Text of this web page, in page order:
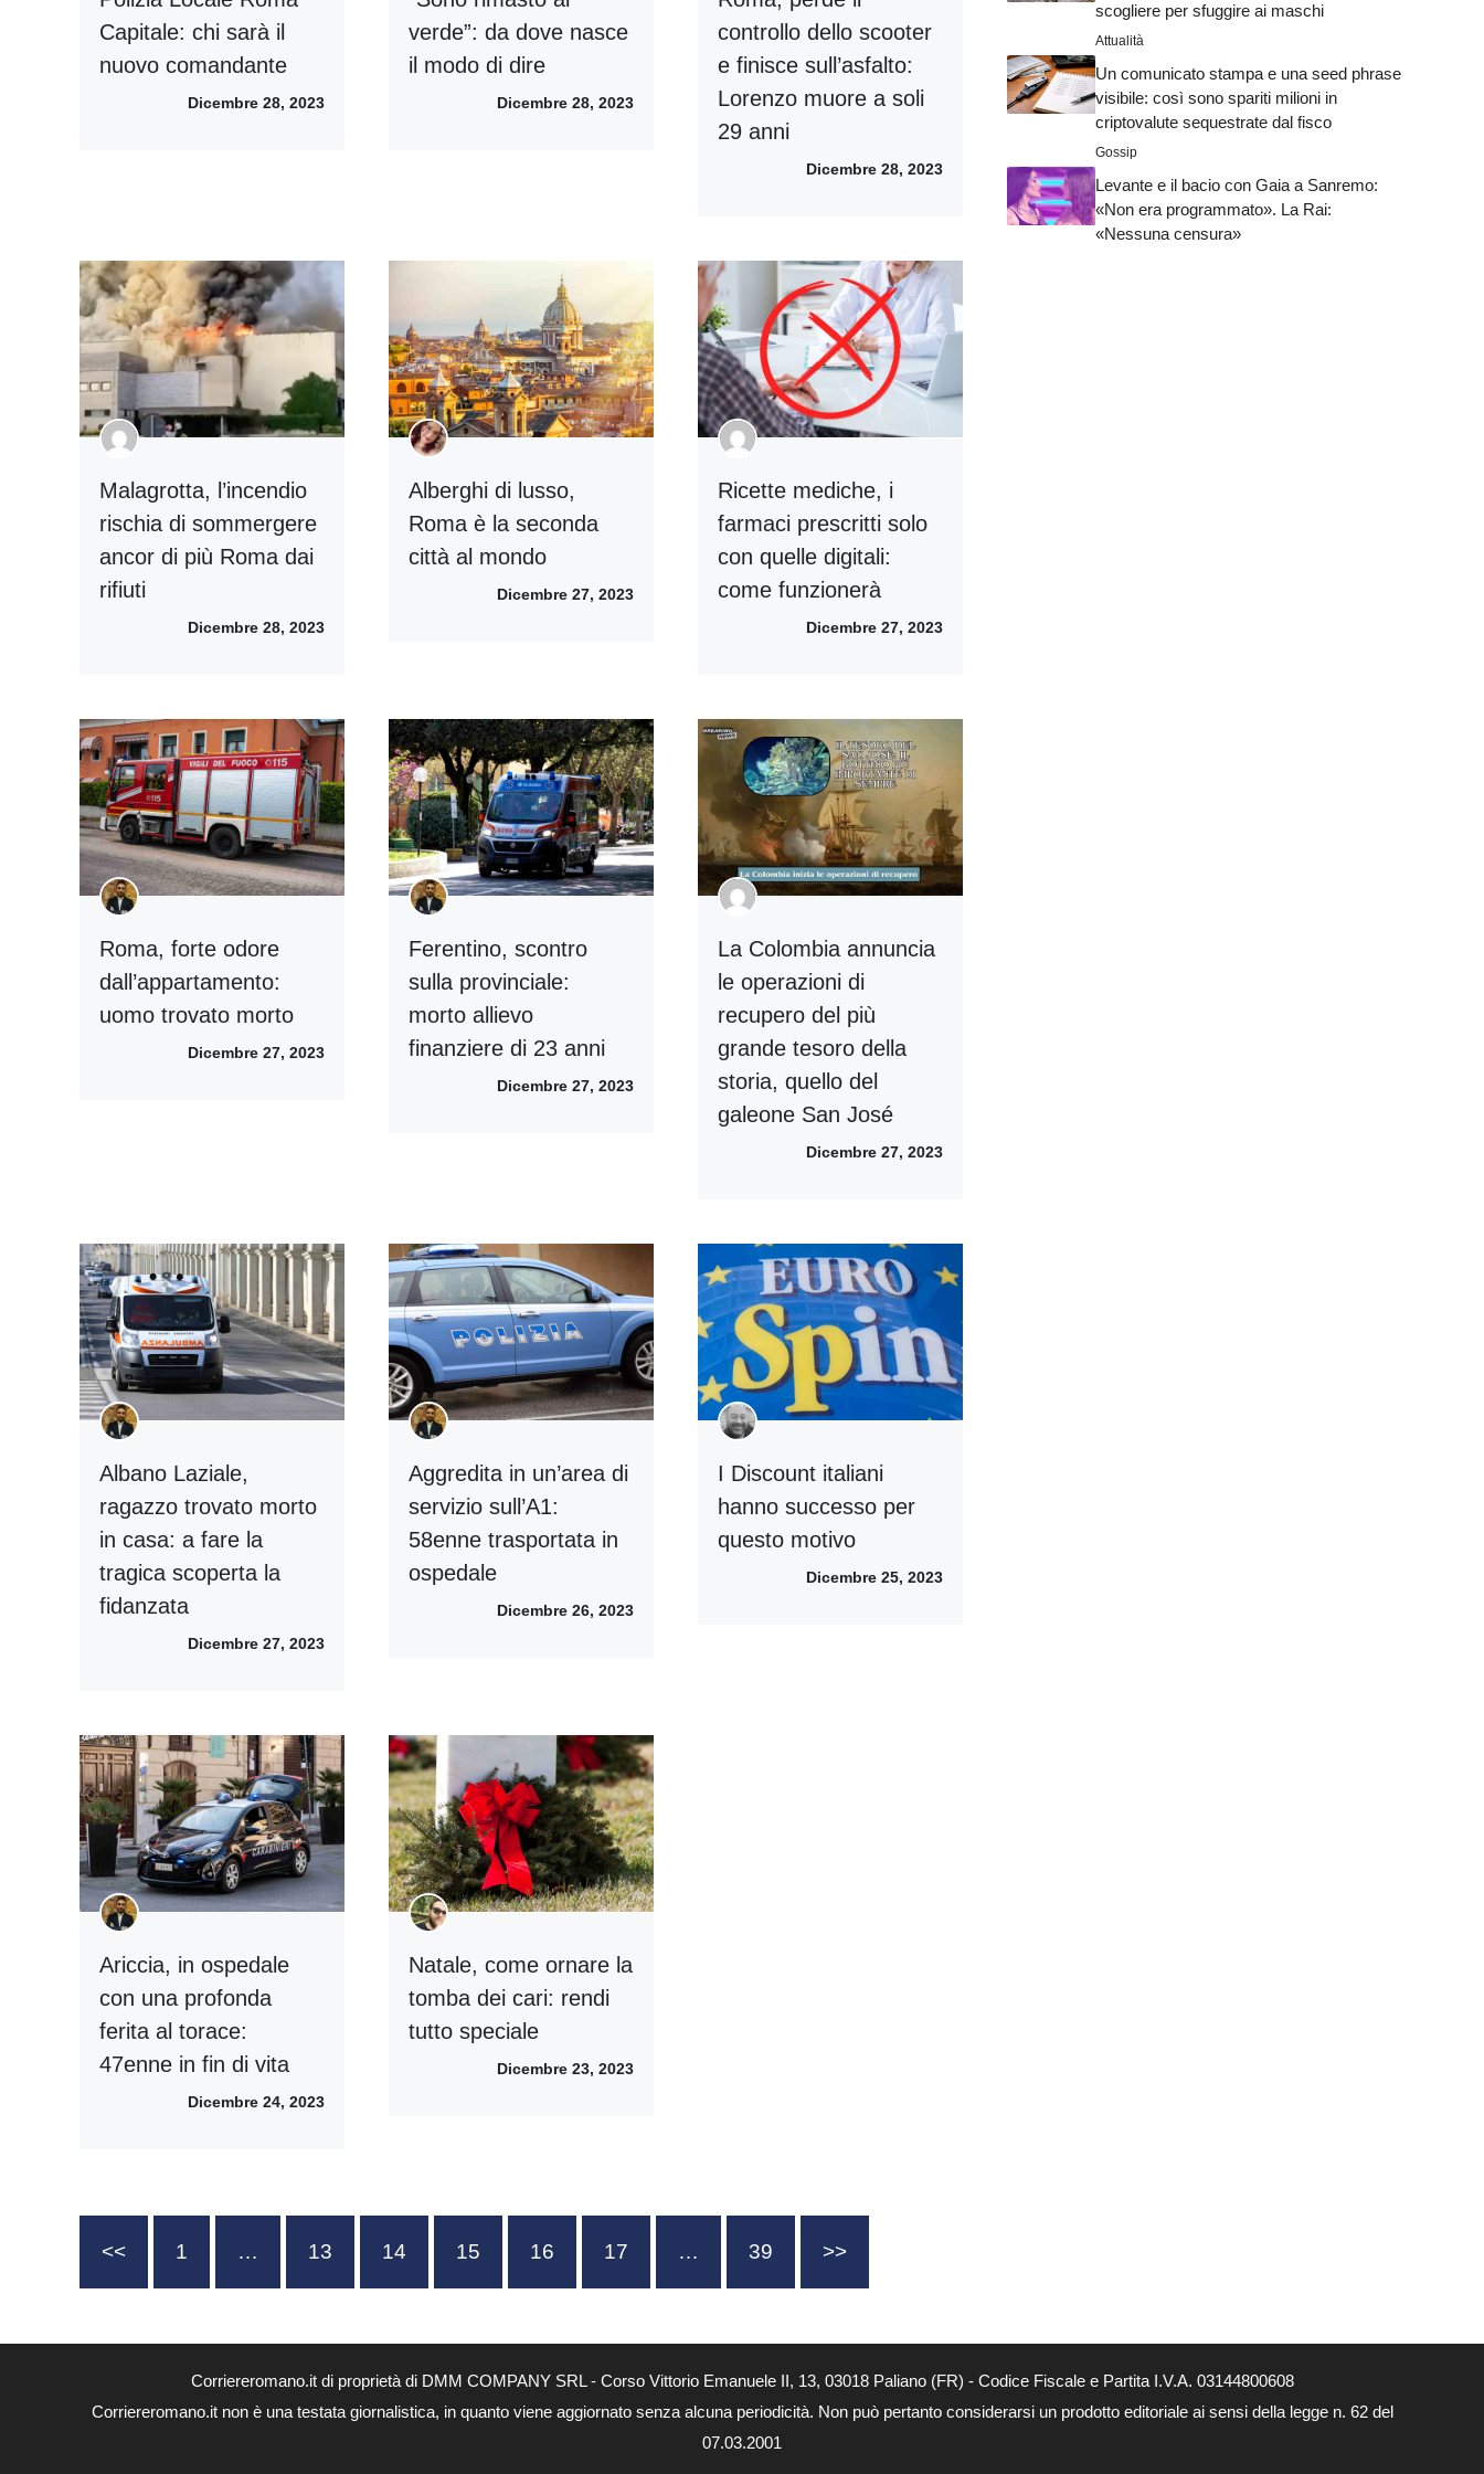
Capitale: chi sarà il
nuovo comandante
Dicembre 28, 2023
verde”: da dove nasce
il modo di dire
Dicembre 28, 2023
controllo dello scooter
e finisce sull’asfalto:
Lorenzo muore a soli
29 anni
Dicembre 28, 2023
Malagrotta, l’incendio
rischia di sommergere
ancor di più Roma dai
rifiuti
Dicembre 28, 2023
Alberghi di lusso,
Roma è la seconda
città al mondo
Dicembre 27, 2023
Ricette mediche, i
farmaci prescritti solo
con quelle digitali:
come funzionerà
Dicembre 27, 2023
Roma, forte odore
dall’appartamento:
uomo trovato morto
Dicembre 27, 2023
Ferentino, scontro
sulla provinciale:
morto allievo
finanziere di 23 anni
Dicembre 27, 2023
La Colombia annuncia
le operazioni di
recupero del più
grande tesoro della
storia, quello del
galeone San José
Dicembre 27, 2023
Albano Laziale,
ragazzo trovato morto
in casa: a fare la
tragica scoperta la
fidanzata
Dicembre 27, 2023
Aggredita in un’area di
servizio sull’A1:
58enne trasportata in
ospedale
Dicembre 26, 2023
I Discount italiani
hanno successo per
questo motivo
Dicembre 25, 2023
Ariccia, in ospedale
con una profonda
ferita al torace:
47enne in fin di vita
Dicembre 24, 2023
Natale, come ornare la
tomba dei cari: rendi
tutto speciale
Dicembre 23, 2023
<< 1 … 13 14 15 16 17 … 39 >>
scogliere per sfuggire ai maschi
Attualità
Un comunicato stampa e una seed phrase
visibile: così sono spariti milioni in
criptovalute sequestrate dal fisco
Gossip
Levante e il bacio con Gaia a Sanremo:
«Non era programmato». La Rai:
«Nessuna censura»
Corriereromano.it di proprietà di DMM COMPANY SRL - Corso Vittorio Emanuele II, 13, 03018 Paliano (FR) - Codice Fiscale e Partita I.V.A. 03144800608
Corriereromano.it non è una testata giornalistica, in quanto viene aggiornato senza alcuna periodicità. Non può pertanto considerarsi un prodotto editoriale ai sensi della legge n. 62 del
07.03.2001